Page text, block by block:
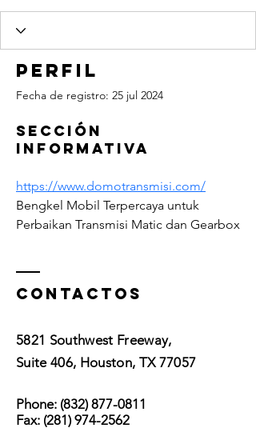
Perfil
Fecha de registro: 25 jul 2024
Sección
informativa
https://www.domotransmisi.com/
Bengkel Mobil Terpercaya untuk
Perbaikan Transmisi Matic dan Gearbox
Contactos
5821 Southwest Freeway,
Suite 406, Houston, TX 77057
Phone: (832) 877-0811
Fax: (281) 974-2562